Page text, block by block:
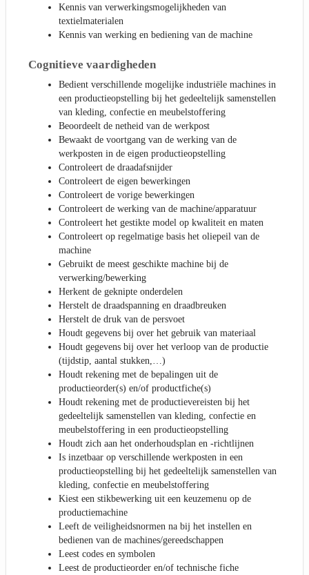
Kennis van verwerkingsmogelijkheden van
textielmaterialen
Kennis van werking en bediening van de machine
Cognitieve vaardigheden
Bedient verschillende mogelijke industriële machines in
een productieopstelling bij het gedeeltelijk samenstellen
van kleding, confectie en meubelstoffering
Beoordeelt de netheid van de werkpost
Bewaakt de voortgang van de werking van de
werkposten in de eigen productieopstelling
Controleert de draadafsnijder
Controleert de eigen bewerkingen
Controleert de vorige bewerkingen
Controleert de werking van de machine/apparatuur
Controleert het gestikte model op kwaliteit en maten
Controleert op regelmatige basis het oliepeil van de
machine
Gebruikt de meest geschikte machine bij de
verwerking/bewerking
Herkent de geknipte onderdelen
Herstelt de draadspanning en draadbreuken
Herstelt de druk van de persvoet
Houdt gegevens bij over het gebruik van materiaal
Houdt gegevens bij over het verloop van de productie
(tijdstip, aantal stukken,…)
Houdt rekening met de bepalingen uit de
productieorder(s) en/of productfiche(s)
Houdt rekening met de productievereisten bij het
gedeeltelijk samenstellen van kleding, confectie en
meubelstoffering in een productieopstelling
Houdt zich aan het onderhoudsplan en -richtlijnen
Is inzetbaar op verschillende werkposten in een
productieopstelling bij het gedeeltelijk samenstellen van
kleding, confectie en meubelstoffering
Kiest een stikbewerking uit een keuzemenu op de
productiemachine
Leeft de veiligheidsnormen na bij het instellen en
bedienen van de machines/gereedschappen
Leest codes en symbolen
Leest de productieorder en/of technische fiche